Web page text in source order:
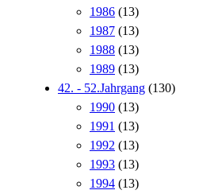
1986 (13)
1987 (13)
1988 (13)
1989 (13)
42. - 52.Jahrgang (130)
1990 (13)
1991 (13)
1992 (13)
1993 (13)
1994 (13)